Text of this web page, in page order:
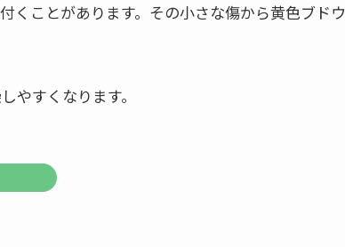
くことがあります。その小さな傷から黄色ブドウ
やすくなります。